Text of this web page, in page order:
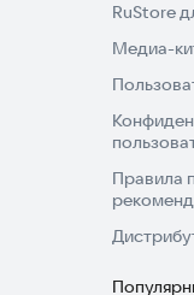
RuStore
Медиа-
Правила